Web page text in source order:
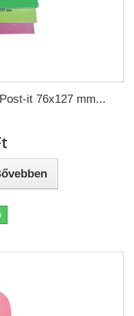
it 76x127 mm...